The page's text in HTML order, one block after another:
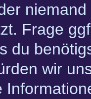
Frage
du
wir